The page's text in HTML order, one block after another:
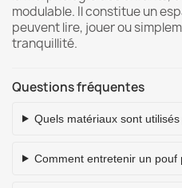
modulable. Il constitue un
peuvent lire, jouer ou
tranquillité.
Questions fréquentes
Quels matériaux sont
Comment entretenir un pouf